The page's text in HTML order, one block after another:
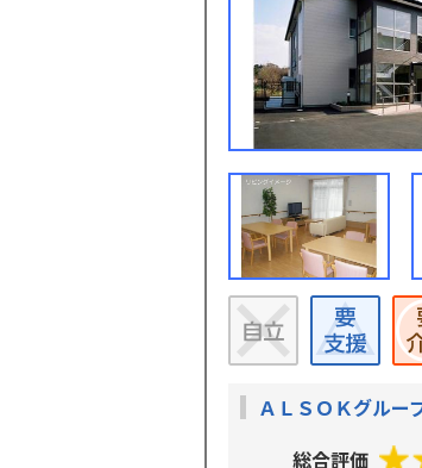
ＡＬＳＯＫグルー
総合評価